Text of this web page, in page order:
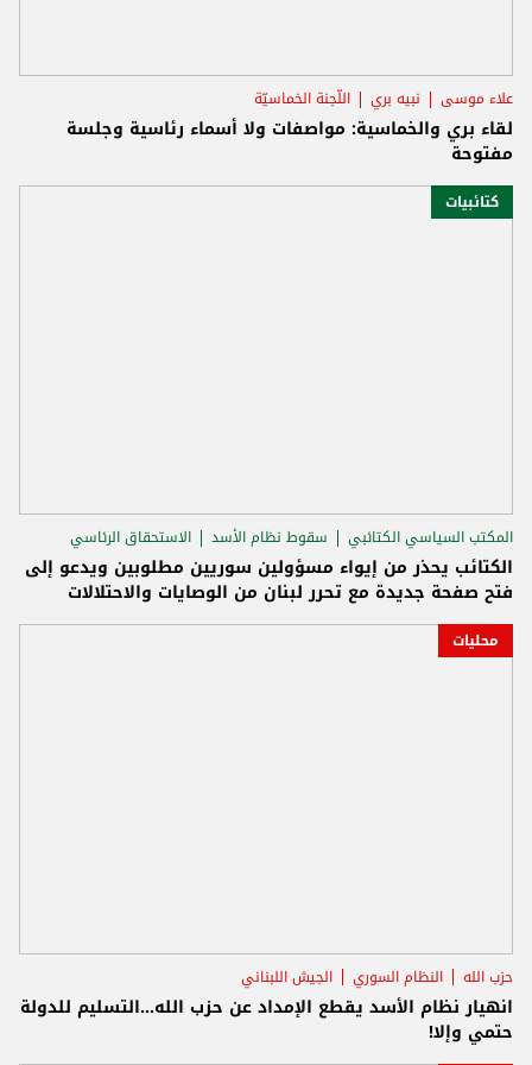
علاء موسى نبيه بري اللّجنة الخماسيّة
لقاء بري والخماسية: مواصفات ولا أسماء رئاسية وجلسة
مفتوحة
كتائبيات
المكتب السياسي الكتائبي سقوط نظام الأسد الاستحقاق الرئاسي
الكتائب يحذر من إيواء مسؤولين سوريين مطلوبين ويدعو إلى
فتح صفحة جديدة مع تحرر لبنان من الوصايات والاحتلالات
محليات
حزب الله النظام السوري الجيش اللبناني
انهيار نظام الأسد يقطع الإمداد عن حزب الله...التسليم للدولة
حتمي وإلا!